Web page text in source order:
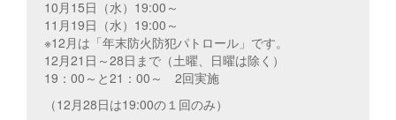
10月15日（水）19:00～
11月19日（水）19:00～
※12月は「年末防火防犯パトロール」です。
12月21日～28日まで（土曜、日曜は除く）
19：00～と21：00～ 2回実施
（12月28日は19:00の１回のみ）